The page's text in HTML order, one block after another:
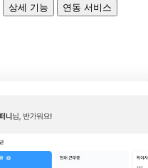
상세 기능
연동 서비스